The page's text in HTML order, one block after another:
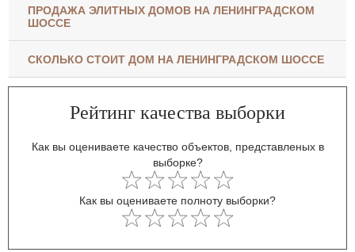
ПРОДАЖА ЭЛИТНЫХ ДОМОВ НА ЛЕНИНГРАДСКОМ
ШОССЕ
СКОЛЬКО СТОИТ ДОМ НА ЛЕНИНГРАДСКОМ ШОССЕ
Рейтинг качества выборки
Как вы оцениваете качество объектов, представленых в
выборке?
Как вы оцениваете полноту выборки?